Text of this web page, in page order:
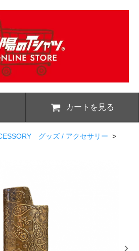
カートを見る
グッズ / アクセサリー >